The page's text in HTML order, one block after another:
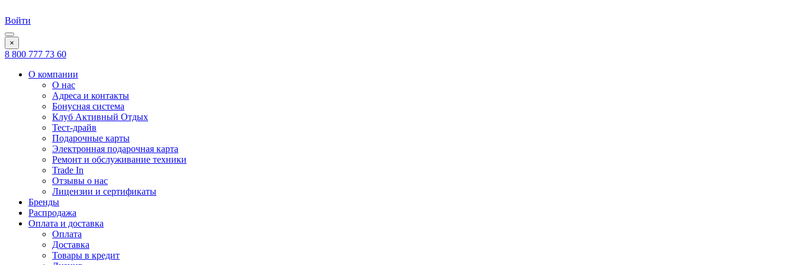
Войти
×
8 800 777 73 60
О компании
О нас
Адреса и контакты
Бонусная система
Клуб Активный Отдых
Тест-драйв
Подарочные карты
Электронная подарочная карта
Ремонт и обслуживание техники
Trade In
Отзывы о нас
Лицензии и сертификаты
Бренды
Распродажа
Оплата и доставка
Оплата
Доставка
Товары в кредит